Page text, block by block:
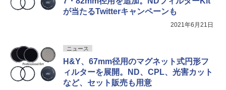
が当たるTwitterキャンペーンも
2021年6月21日
ニュース
H&Y、67mm径用のマグネット式円形フ
ィルターを展開。ND、CPL、光害カット
など、セット販売も用意